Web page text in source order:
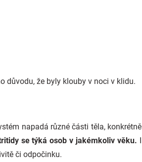
důvodu, že byly klouby v noci v klidu.
napadá různé části těla, konkrétně
se týká osob v jakémkoliv věku. I
či odpočinku.